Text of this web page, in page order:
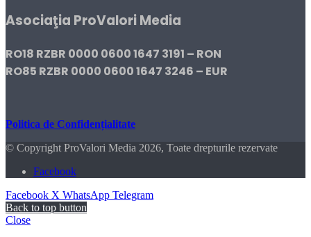
Asociaţia ProValori Media
RO18 RZBR 0000 0600 1647 3191 – RON
RO85 RZBR 0000 0600 1647 3246 – EUR
Politica de Confidențialitate
© Copyright ProValori Media 2026, Toate drepturile rezervate
Facebook
Facebook X WhatsApp Telegram
Back to top button
Close